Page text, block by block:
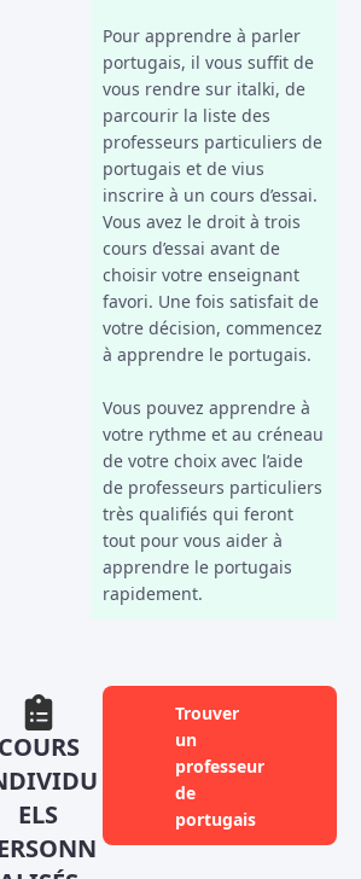
Pour apprendre à parler
portugais, il vous suffit de
vous rendre sur italki, de
parcourir la liste des
professeurs particuliers de
portugais et de vius
inscrire à un cours d’essai.
Vous avez le droit à trois
cours d’essai avant de
choisir votre enseignant
favori. Une fois satisfait de
votre décision, commencez
à apprendre le portugais.
Vous pouvez apprendre à
votre rythme et au créneau
de votre choix avec l’aide
de professeurs particuliers
très qualifiés qui feront
tout pour vous aider à
apprendre le portugais
rapidement.
COURS
ELS
Trouver
un
professeur
de
portugais